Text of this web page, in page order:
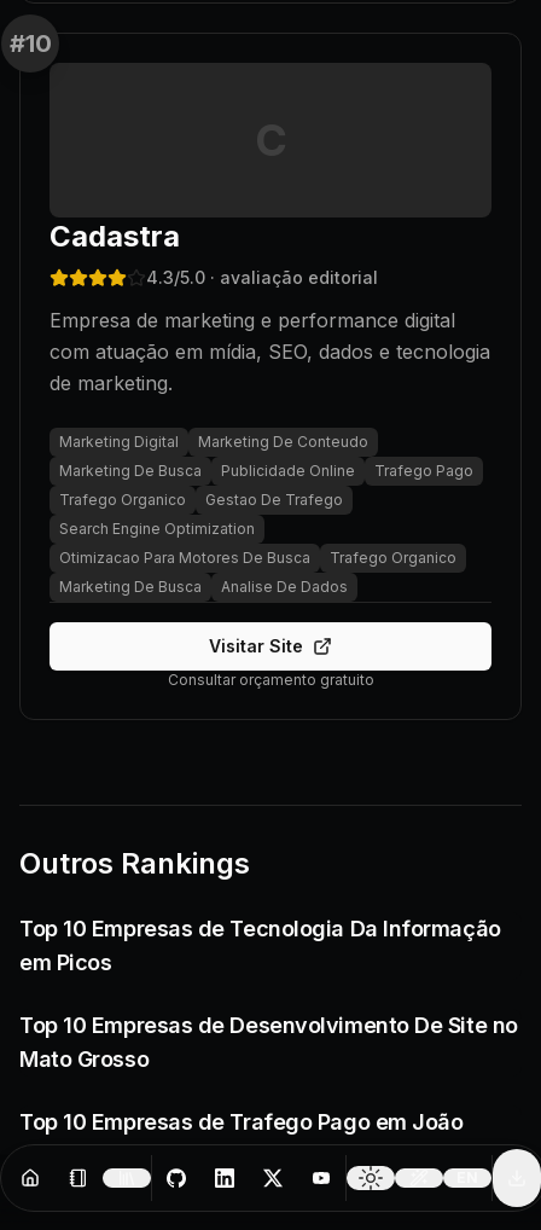
#10
C
Cadastra
4.3/5.0 · avaliação editorial
Empresa de marketing e performance digital
com atuação em mídia, SEO, dados e tecnologia
de marketing.
Marketing Digital
Marketing De Conteudo
Marketing De Busca
Publicidade Online
Trafego Pago
Trafego Organico
Gestao De Trafego
Search Engine Optimization
Otimizacao Para Motores De Busca
Trafego Organico
Marketing De Busca
Analise De Dados
Visitar Site
Consultar orçamento gratuito
Outros Rankings
Top 10 Empresas de Tecnologia Da Informação
em Picos
Top 10 Empresas de Desenvolvimento De Site no
Mato Grosso
Top 10 Empresas de Trafego Pago em João
Resources Creator Tools
Change